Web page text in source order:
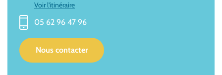
Voir l'itinéraire
05 62 96 47 96
Nous contacter